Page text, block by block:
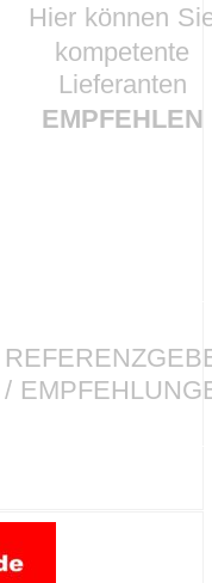
Hier können
kompetente
Lieferanten
EMPFEHLEN
/